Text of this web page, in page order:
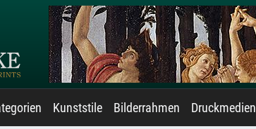
Kunststile Bilderrahmen Druckmedien